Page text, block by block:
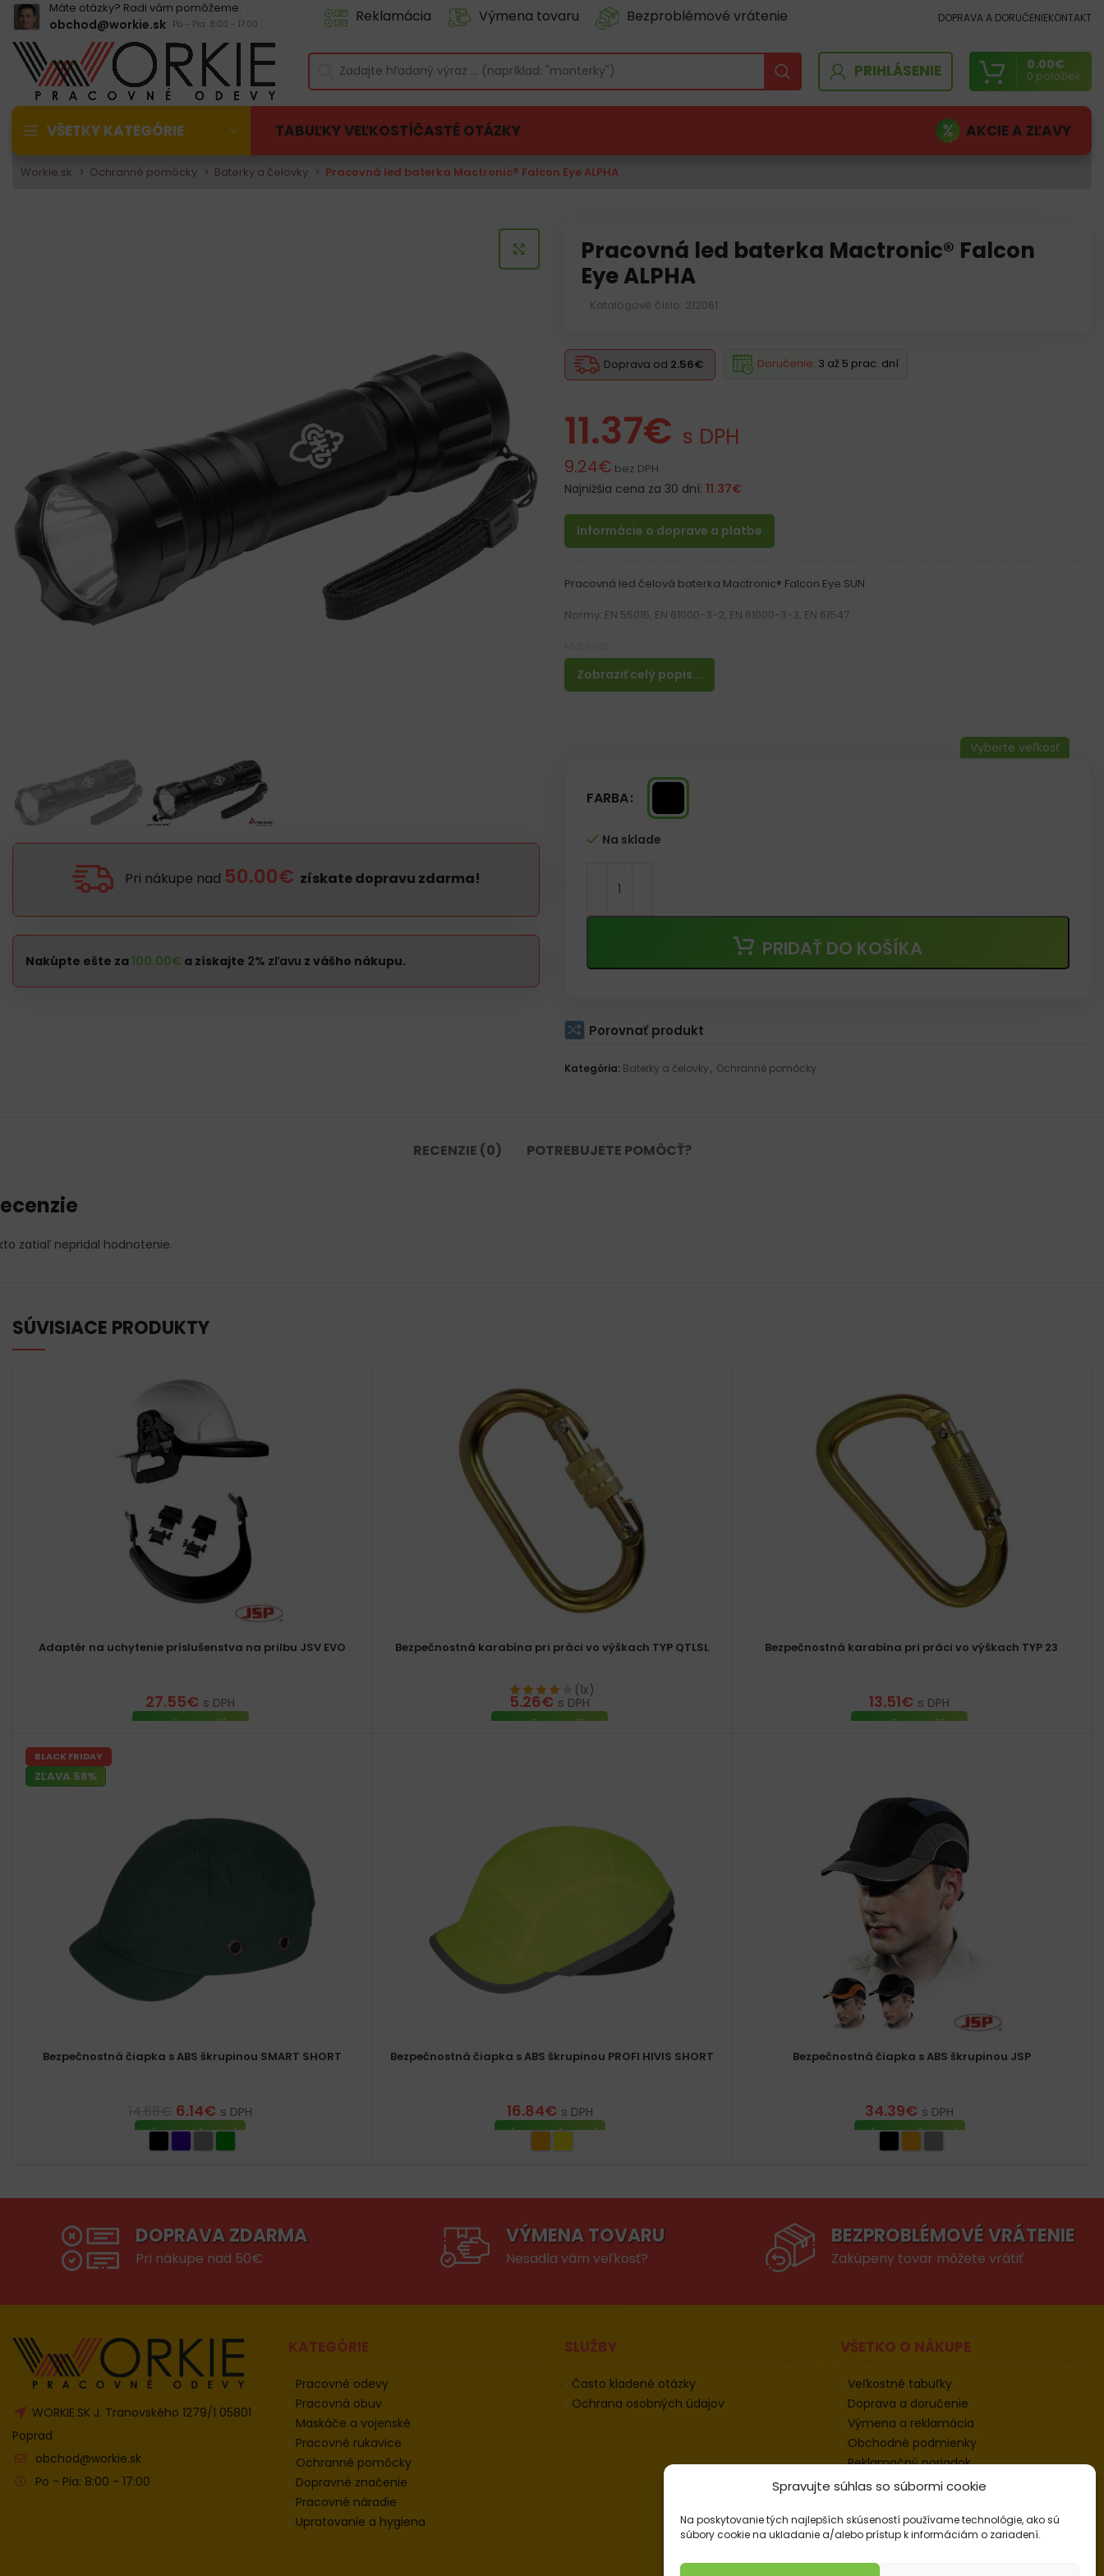
Spravujte súhlas so súbormi cookie
Na poskytovanie tých najlepších skúseností používame technológie, ako sú
súbory cookie na ukladanie a/alebo prístup k informáciám o zariadení.
Máte otázky? Radi vám pomôžeme.
obchod@workie.sk Po - Pia: 8:00 - 17:00 Reklamácia Výmena tovaru Bezproblémové vrátenie DOPRAVA A DORUČENIEKONTAKT
PRIHLÁSENIE 0 položiek
0.00€
VŠETKY KATEGÓRIE TABUĽKY VEĽKOSTÍČASTÉ OTÁZKY AKCIE A ZĽAVY
Workie.sk Ochranné pomôcky Baterky a čelovky Pracovná led baterka Mactronic® Falcon Eye ALPHA
KLIKNITE PRE ZVÄČŠENIE
Pri nákupe nad 50.00€ získate dopravu zdarma!
Nakúpte ešte za 100.00€ a získajte 2% zľavu z vášho nákupu.
Pracovná led baterka Mactronic® Falcon
Eye ALPHA
Katalógové číslo: 212061
Doprava od 2.56€ Doručenie: 3 až 5 prac. dní
11.37€ s DPH
9.24€ bez DPH
Najnižšia cena za 30 dní: 11.37€
Informácie o doprave a platbe
Zobraziť celý popis...
Pracovná led čelová baterka Mactronic® Falcon Eye SUN
Normy: EN 55015, EN 61000-3-2, EN 61000-3-3, EN 61547
Vyrobené z hliníka
Vlastnosti:
– Taktický spínač
– Vodotesná
– Napájanie batériami 3xAAA (Balenie neobsahuje batérie)
– Rozmer baterky: 120×35 mm
FARBA
Na sklade
PRIDAŤ DO KOŠÍKA
Porovnať produkt
Kategória: Baterky a čelovky , Ochranné pomôcky
RECENZIE (0) POTREBUJETE POMÔCŤ?
zatiaľ nepridal hodnotenie.
SÚVISIACE PRODUKTY
Adaptér na uchytenie príslušenstva na prilbu JSV EVO
27.55€ s DPH
PRIDAŤ DO KOŠÍKA
Bezpečnostná karabína pri práci vo výškach TYP QTLSL
(1x)
5.26€ s DPH
PRIDAŤ DO KOŠÍKA
Bezpečnostná karabína pri práci vo výškach TYP 23
13.51€ s DPH
PRIDAŤ DO KOŠÍKA
BLACK FRIDAY
ZĽAVA 58%
Bezpečnostná čiapka s ABS škrupinou SMART SHORT
6.14€ s DPH
VÝBER MOŽNOSTÍ
Bezpečnostná čiapka s ABS škrupinou PROFI HIVIS SHORT
16.84€ s DPH
VÝBER MOŽNOSTÍ
Bezpečnostná čiapka s ABS škrupinou JSP
34.39€ s DPH
VÝBER MOŽNOSTÍ
DOPRAVA ZDARMA
Pri nákupe nad 50€
VÝMENA TOVARU
Nesadla vám veľkosť?
BEZPROBLÉMOVÉ VRÁTENIE
Zakúpeny tovar môžete vrátiť
WORKIE.SK J. Tranovského 1279/1 05801
Poprad
obchod@workie.sk
Po - Pia: 8:00 - 17:00
KATEGÓRIE
Pracovné odevy
Pracovná obuv
Maskáče a vojenské
Pracovné rukavice
Ochranné pomôcky
Dopravné značenie
Pracovné náradie
Upratovanie a hygiena
SLUŽBY
Často kladené otázky
Ochrana osobných údajov
VŠETKO O NÁKUPE
Veľkostné tabuľky
Doprava a doručenie
Výmena a reklamácia
Obchodné podmienky
Reklamačný poriadok
Odstúpenie od zmluvy
Kontakt
Nastavenie cookies